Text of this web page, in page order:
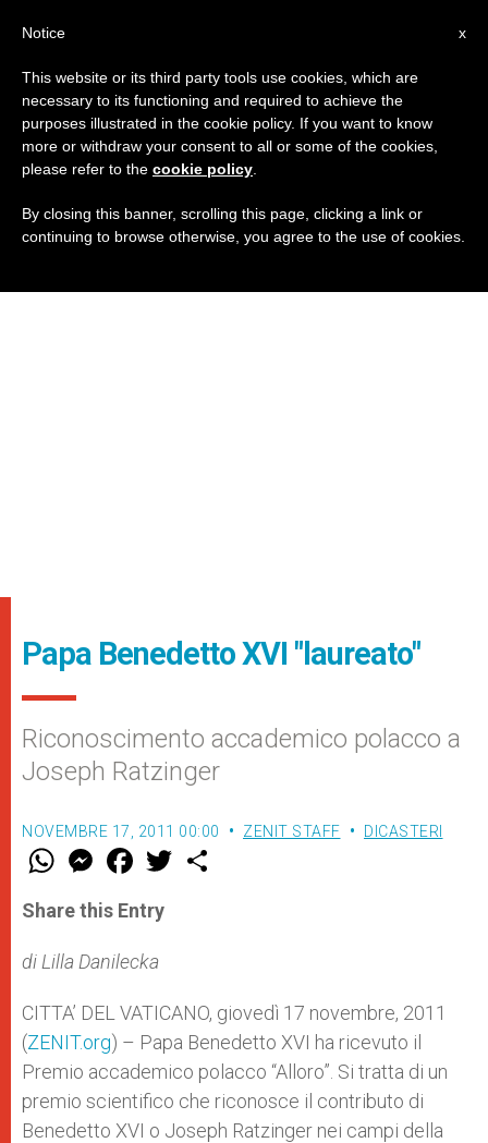
Papa Benedetto XVI "laureato"
Riconoscimento accademico polacco a
Joseph Ratzinger
NOVEMBRE 17, 2011 00:00 ZENIT STAFF DICASTERI
W
t
s
p
p
M
e
s
e
g
e
F
a
e
b
o
k
w
Share this Entry
di Lilla Danilecka
CITTA’ DEL VATICANO, giovedì 17 novembre, 2011
(ZENIT.org) – Papa Benedetto XVI ha ricevuto il
Premio accademico polacco “Alloro”. Si tratta di un
premio scientifico che riconosce il contributo di
Benedetto XVI o Joseph Ratzinger nei campi della
x
Notice
This website or its third party tools use cookies, which are
necessary to its functioning and required to achieve the
purposes illustrated in the cookie policy. If you want to know
more or withdraw your consent to all or some of the cookies,
please refer to the cookie policy
By closing this banner, scrolling this page, clicking a link or
continuing to browse otherwise, you agree to the use of cookies.